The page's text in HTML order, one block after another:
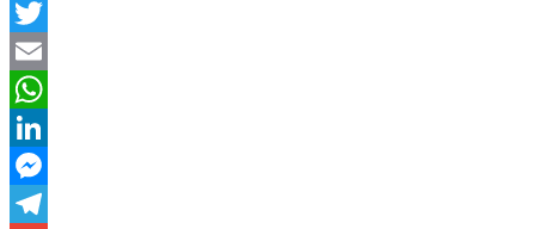
Facebook
Twitter
Email
WhatsApp
LinkedIn
Messenger